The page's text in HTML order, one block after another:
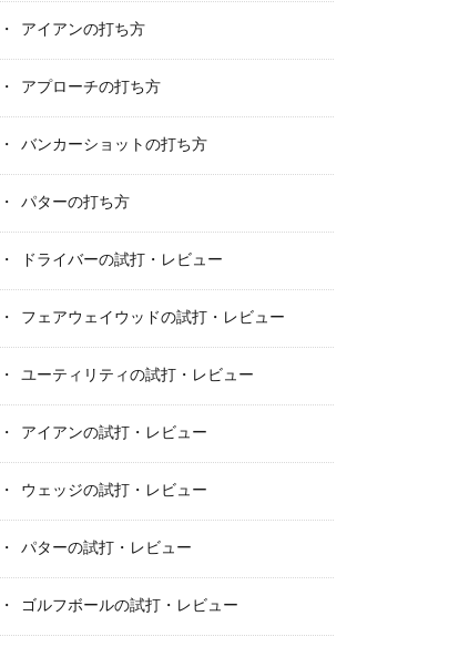
アイアンの打ち方
アプローチの打ち方
バンカーショットの打ち方
パターの打ち方
ドライバーの試打・レビュー
フェアウェイウッドの試打・レビュー
ユーティリティの試打・レビュー
アイアンの試打・レビュー
ウェッジの試打・レビュー
パターの試打・レビュー
ゴルフボールの試打・レビュー